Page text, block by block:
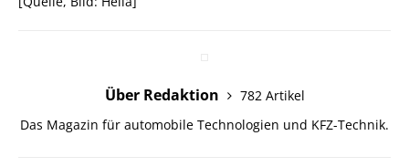
Über Redaktion
782 Artikel
Das Magazin für automobile Technologien und KFZ-Technik.